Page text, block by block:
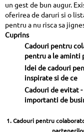
un gest de bun augur.
oferirea de daruri si o
pentru a nu risca sa
Cuprins
Cadouri pentru
pentru a le aminti
Idei de cadouri
inspirate si de ce
Cadouri de evitat
importanti de
1. Cadouri pentru